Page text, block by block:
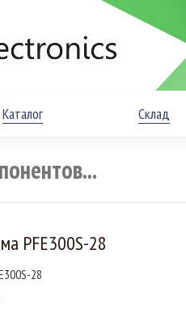
Каталог Склад
PFE300S-28
28